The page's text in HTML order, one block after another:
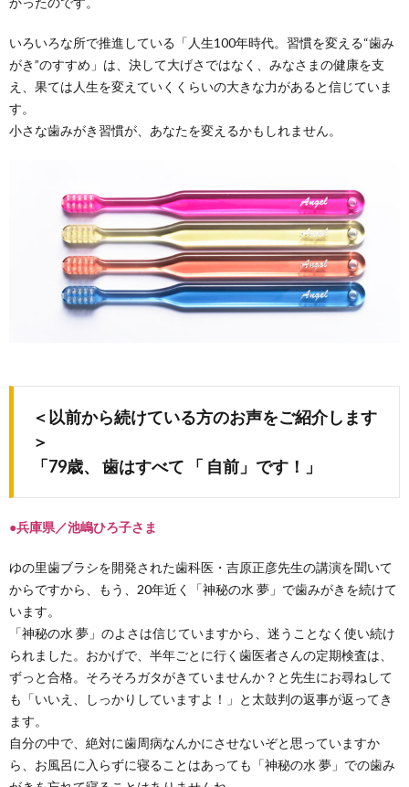
いろいろな所で推進している「人生100年時代。習慣を変える“歯み
がき”のすすめ」は、決して大げさではなく、みなさまの健康を支
え、果ては人生を変えていくくらいの大きな力があると信じていま
す。
小さな歯みがき習慣が、あなたを変えるかもしれません。
＜以前から続けている方のお声をご紹介します
＞
「79歳、 歯はすべて 「 自前」です！」
●兵庫県／池嶋ひろ子さま
ゆの里歯ブラシを開発された歯科医・吉原正彦先生の講演を聞いて
からですから、もう、20年近く「神秘の水 夢」で歯みがきを続けて
います。
「神秘の水 夢」のよさは信じていますから、迷うことなく使い続け
られました。おかげで、半年ごとに行く歯医者さんの定期検査は、
ずっと合格。そろそろガタがきていませんか？と先生にお尋ねして
も「いいえ、しっかりしていますよ！」と太鼓判の返事が返ってき
ます。
自分の中で、絶対に歯周病なんかにさせないぞと思っていますか
ら、お風呂に入らずに寝ることはあっても「神秘の水 夢」での歯み